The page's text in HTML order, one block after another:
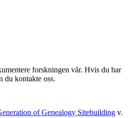
forskningen vår. Hvis du har
du kontakte oss.
of Genealogy Sitebuilding v.